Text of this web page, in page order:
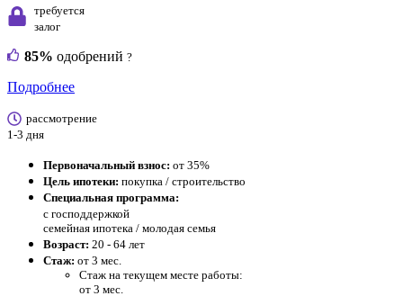
требуется
залог
85% одобрений ?
Подробнее
рассмотрение
1-3 дня
Первоначальный взнос: от 35%
Цель ипотеки: покупка / строительство
Специальная программа:
с господдержкой
семейная ипотека / молодая семья
Возраст: 20 - 64 лет
Стаж: от 3 мес.
Стаж на текущем месте работы:
от 3 мес.